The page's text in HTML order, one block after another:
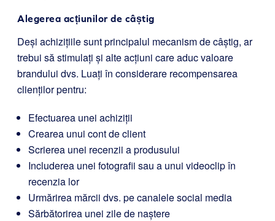
Alegerea acțiunilor de câștig
Deși achizițiile sunt principalul mecanism de câștig, ar
trebui să stimulați și alte acțiuni care aduc valoare
brandului dvs. Luați în considerare recompensarea
clienților pentru:
Efectuarea unei achiziții
Crearea unui cont de client
Scrierea unei recenzii a produsului
Includerea unei fotografii sau a unui videoclip în
recenzia lor
Urmărirea mărcii dvs. pe canalele social media
Sărbătorirea unei zile de naștere